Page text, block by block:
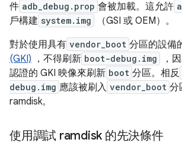
件 adb_debug.prop 會被加載。這允許
戶構建 system.img
（GSI 或 OEM）。
對於使用具有 vendor_boot 分區的設備
(GKI) ，不得刷新 boot-debug.img
，
認證的 GKI 映像來刷新 boot 分區。相反
debug.img 應該被刷入 vendor_boot 分
ramdisk。
使用調試 ramdisk 的先決條件